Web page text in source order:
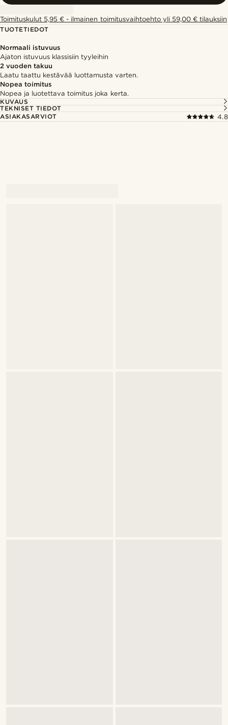
Toimituskulut 5,95 € - ilmainen toimitusvaihtoehto yli 59,00 € tilauksiin
TUOTETIEDOT
Normaali istuvuus
Ajaton istuvuus klassisiin tyyleihin
2 vuoden takuu
Laatu taattu kestävää luottamusta varten.
Nopea toimitus
Nopea ja luotettava toimitus joka kerta.
KUVAUS
TEKNISET TIEDOT
ASIAKASARVIOT
4.8